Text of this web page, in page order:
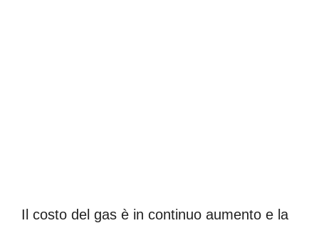
Il costo del gas è in continuo aumento e la